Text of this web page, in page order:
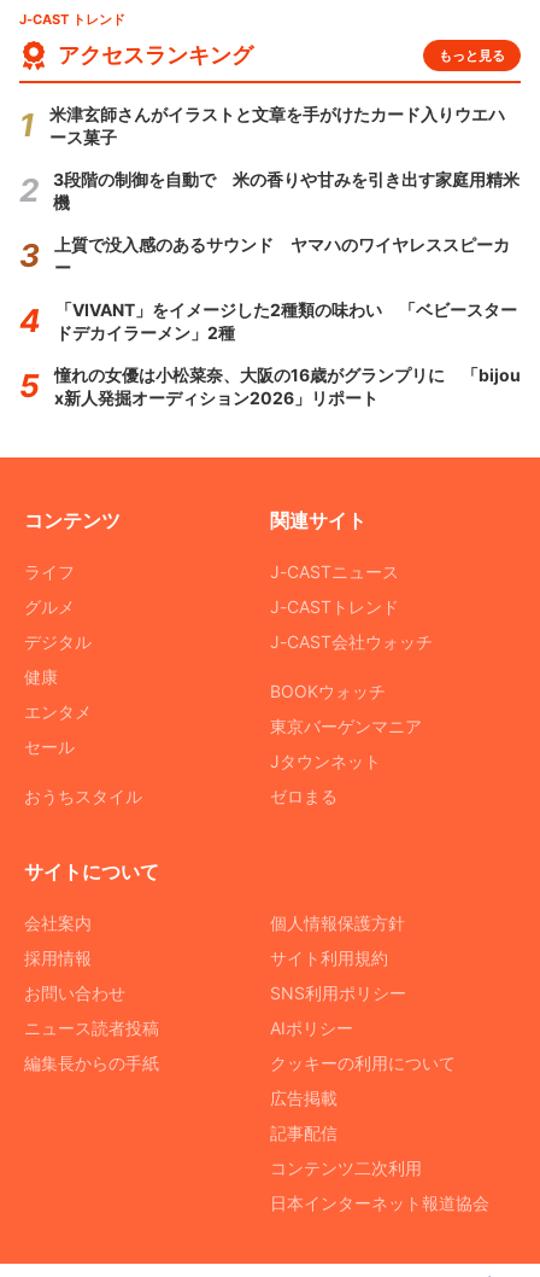
J-CAST トレンド
アクセスランキング もっと見る
米津玄師さんがイラストと文章を手がけたカード入りウエハ
ース菓子
3段階の制御を自動で 米の香りや甘みを引き出す家庭用精米
機
上質で没入感のあるサウンド ヤマハのワイヤレススピーカ
ー
「VIVANT」をイメージした2種類の味わい 「ベビースター
ドデカイラーメン」2種
憧れの女優は小松菜奈、大阪の16歳がグランプリに 「bijou
x新人発掘オーディション2026」リポート
コンテンツ
ライフ
グルメ
デジタル
健康
エンタメ
セール
おうちスタイル
関連サイト
J-CASTニュース
J-CASTトレンド
J-CAST会社ウォッチ
BOOKウォッチ
東京バーゲンマニア
Jタウンネット
ゼロまる
サイトについて
会社案内
採用情報
お問い合わせ
ニュース読者投稿
編集長からの手紙
個人情報保護方針
サイト利用規約
SNS利用ポリシー
AIポリシー
クッキーの利用について
広告掲載
記事配信
コンテンツ二次利用
日本インターネット報道協会